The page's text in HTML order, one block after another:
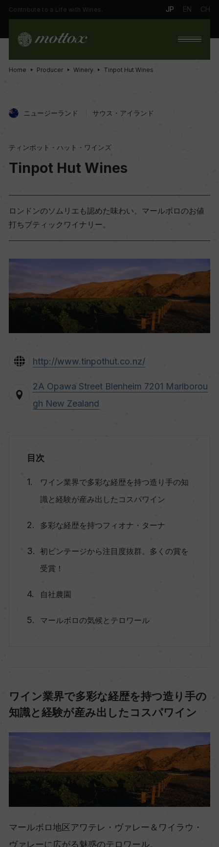
Contribute to a Life with Wines. JP EN CH
Home Producer Winery Tinpot Hut Wines
ニュージーランド サウス・アイランド
ティンポット・ハット・ワインズ
Tinpot Hut Wines
ロンドンのソムリエも認めた味わい。マールボロのお値
打ちブティックワイナリー。
http://www.tinpothut.co.nz/
2A Opawa Street Blenheim 7201 Marlborou
gh New Zealand
目次
ワイン業界で多彩な経歴を持つ造り手の知
識と経験が産み出したコスパワイン
多彩な経歴を持つフィオナ・ターナ
初ビンテージから注目度抜群。多くの賞を
受賞！
自社農園
マールボロの気候とテロワール
ワイン業界で多彩な経歴を持つ造り手の
知識と経験が産み出したコスパワイン
マールボロ地区アワテレ・ヴァレー＆ワイラウ・
ヴァレーに広がる魅惑のテロワール。